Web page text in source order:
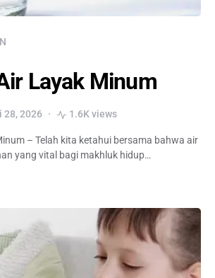
Layak Minum
28, 2026 1.6K views
– Telah kita ketahui bersama bahwa air
yang vital bagi makhluk hidup…